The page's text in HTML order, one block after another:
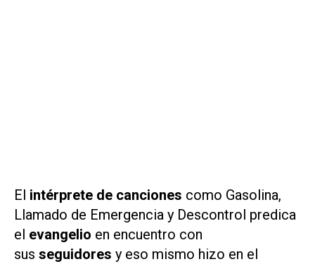
El intérprete de canciones como Gasolina,
Llamado de Emergencia y Descontrol predica
el evangelio en encuentro con
sus seguidores y eso mismo hizo en el